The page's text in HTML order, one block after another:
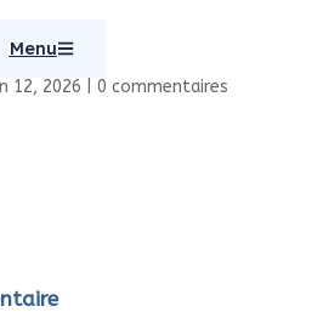
Menu
12, 2026 0 commentaires